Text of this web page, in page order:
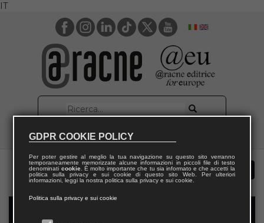
IT
GDPR COOKIE POLICY
Per poter gestire al meglio la tua navigazione su questo sito verranno
temporaneamente memorizzate alcune informazioni in piccoli file di testo
denominati cookie. È molto importante che tu sia informato e che accetti la
politica sulla privacy e sui cookie di questo sito Web. Per ulteriori
informazioni, leggi la nostra politica sulla privacy e sui cookie.
Politica sulla privacy e sui cookie